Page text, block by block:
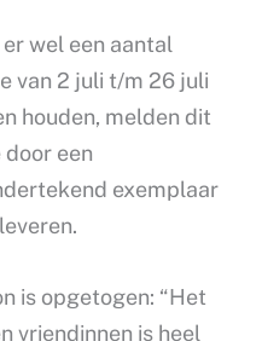
wel een aantal
van 2 juli t/m 26 juli
houden, melden dit
een
exemplaar
is opgetogen: “Het
vriendinnen is heel